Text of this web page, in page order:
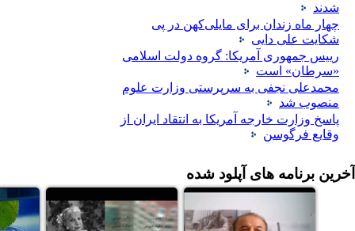
شدند
چهار ماه زندان برای مایلی‌کهن در پی
شکایت علی دایی
رییس جمهوری آمریکا: گروه دولت اسلامی
«سرطان» است
محمدعلی نجفی به سرپرستی وزارت علوم
منصوب شد
پاسخ وزارت خارجه آمریکا به انتقاد ایران از
وقایع فرگوسن
آخرین برنامه های آپلود شده